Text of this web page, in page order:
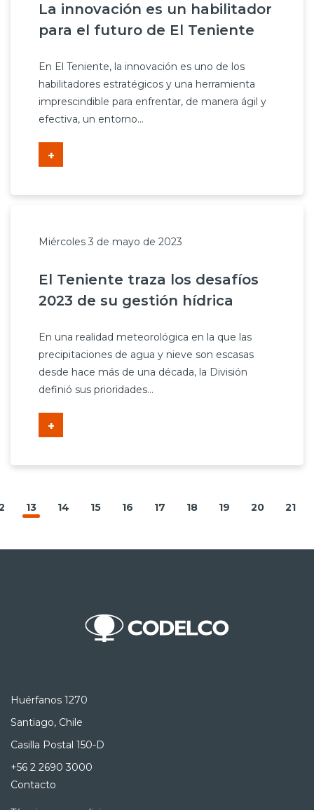
La innovación es un habilitador
para el futuro de El Teniente
En El Teniente, la innovación es uno de los
habilitadores estratégicos y una herramienta
imprescindible para enfrentar, de manera ágil y
efectiva, un entorno...
+
Miércoles 3 de mayo de 2023
El Teniente traza los desafíos
2023 de su gestión hídrica
En una realidad meteorológica en la que las
precipitaciones de agua y nieve son escasas
desde hace más de una década, la División
definió sus prioridades...
+
13 14 15 16 17 18 19 20 21
Huérfanos 1270
Santiago, Chile
Casilla Postal 150-D
+56 2 2690 3000
Contacto